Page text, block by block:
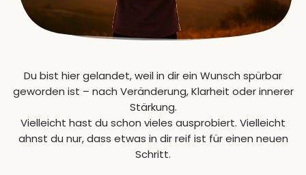
Du bist hier gelandet, weil in dir ein Wunsch spürbar
geworden ist – nach Veränderung, Klarheit oder innerer
Stärkung.
Vielleicht hast du schon vieles ausprobiert. Vielleicht
ahnst du nur, dass etwas in dir reif ist für einen neuen
Schritt.